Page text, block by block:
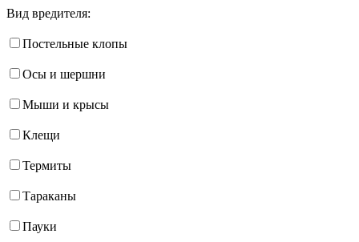
Вид вредителя:
Постельные клопы
Осы и шершни
Мыши и крысы
Клещи
Термиты
Тараканы
Пауки